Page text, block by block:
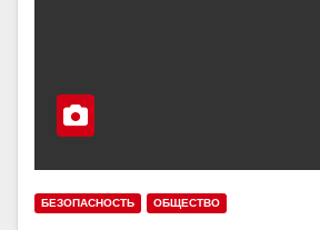
БЕЗОПАСНОСТЬ ОБЩЕСТВО